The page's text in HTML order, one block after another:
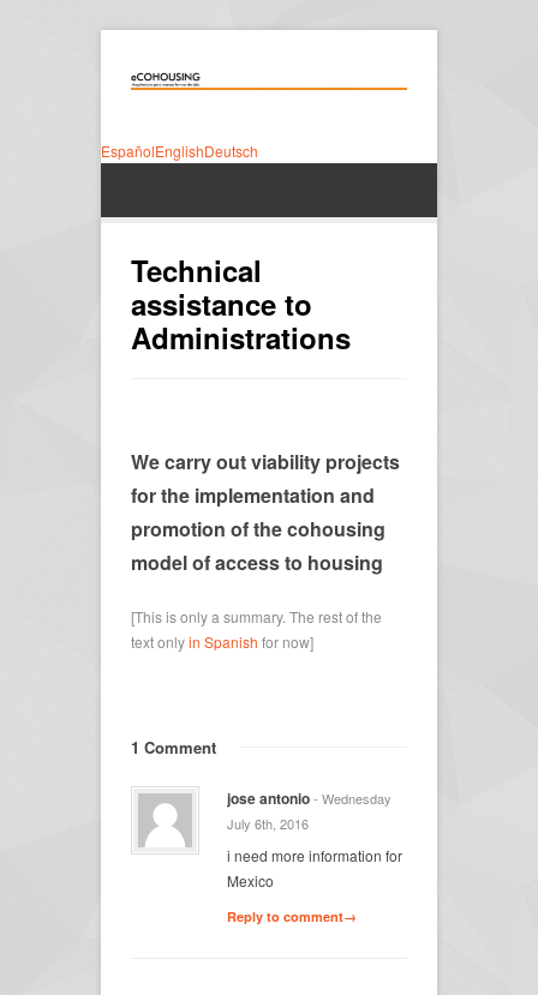
EspañolEnglishDeutsch
Technical
assistance to
Administrations
We carry out viability projects
for the implementation and
promotion of the cohousing
model of access to housing
[This is only a summary. The rest of the
text onlyin Spanish for now]
1 Comment
jose antonio- Wednesday
July 6th, 2016
i need more information for
Mexico
Reply to comment→